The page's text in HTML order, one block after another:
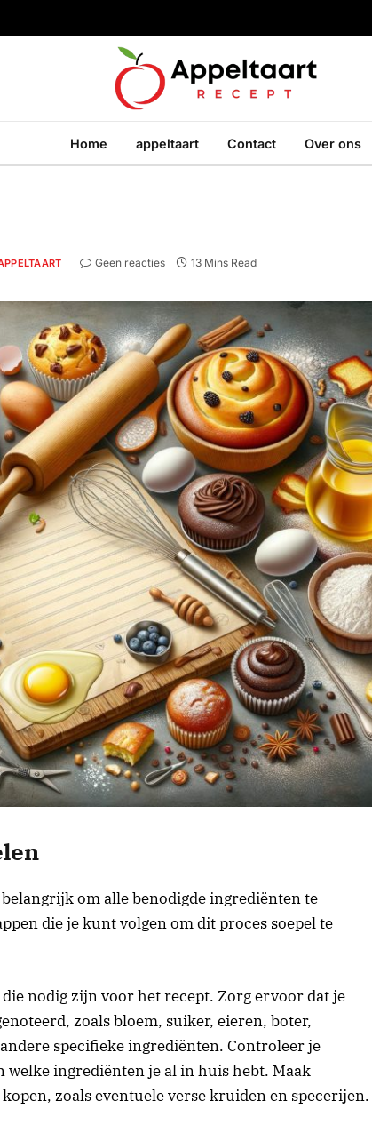
Home appeltaart Contact Over ons
Geen reacties 13 Mins Read
om alle benodigde ingrediënten te
die je kunt volgen om dit proces soepel te
nodig zijn voor het recept. Zorg ervoor dat je
zoals bloem, suiker, eieren, boter,
specifieke ingrediënten. Controleer je
welke ingrediënten je al in huis hebt. Maak
zoals eventuele verse kruiden en specerijen.